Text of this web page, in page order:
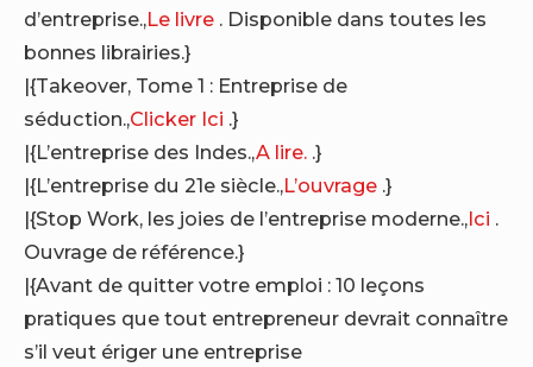
d’entreprise.,Le livre . Disponible dans toutes les
bonnes librairies.}
|{Takeover, Tome 1 : Entreprise de
séduction.,Clicker Ici .}
|{L’entreprise des Indes.,A lire. .}
|{L’entreprise du 21e siècle.,L’ouvrage .}
|{Stop Work, les joies de l’entreprise moderne.,Ici .
Ouvrage de référence.}
|{Avant de quitter votre emploi : 10 leçons
pratiques que tout entrepreneur devrait connaître
s’il veut ériger une entreprise